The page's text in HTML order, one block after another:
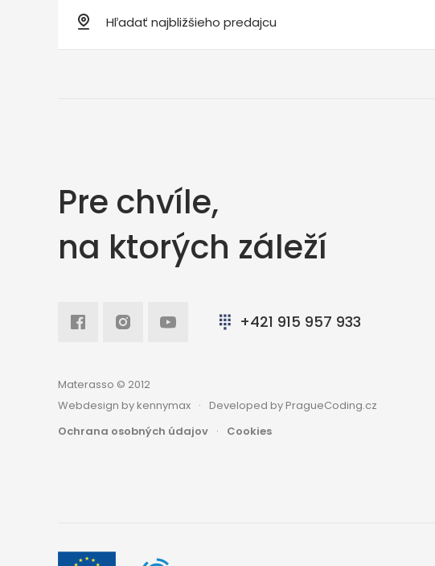
Pre chvíle,
na ktorých záleží
+421 915 957 933
Materasso © 2012
Webdesign by kennymax
Developed by PragueCoding.cz
Ochrana osobných údajov
Cookies